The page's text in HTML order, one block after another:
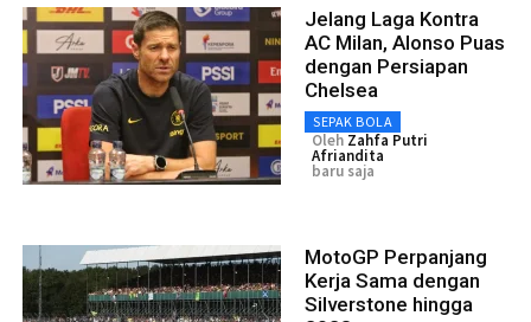
Jelang Laga Kontra
AC Milan, Alonso Puas
dengan Persiapan
Chelsea
SEPAK BOLA
Oleh Zahfa Putri
Afriandita
baru saja
MotoGP Perpanjang
Kerja Sama dengan
Silverstone hingga